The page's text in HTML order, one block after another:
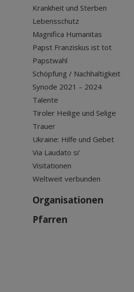
Krankheit und Sterben
Lebensschutz
Magnifica Humanitas
Papst Franziskus ist tot
Papstwahl
Schöpfung / Nachhaltigkeit
Synode 2021 – 2024
Talente
Tiroler Heilige und Selige
Trauer
Ukraine: Hilfe und Gebet
Via Laudato si'
Visitationen
Weltweit verbunden
Organisationen
Pfarren